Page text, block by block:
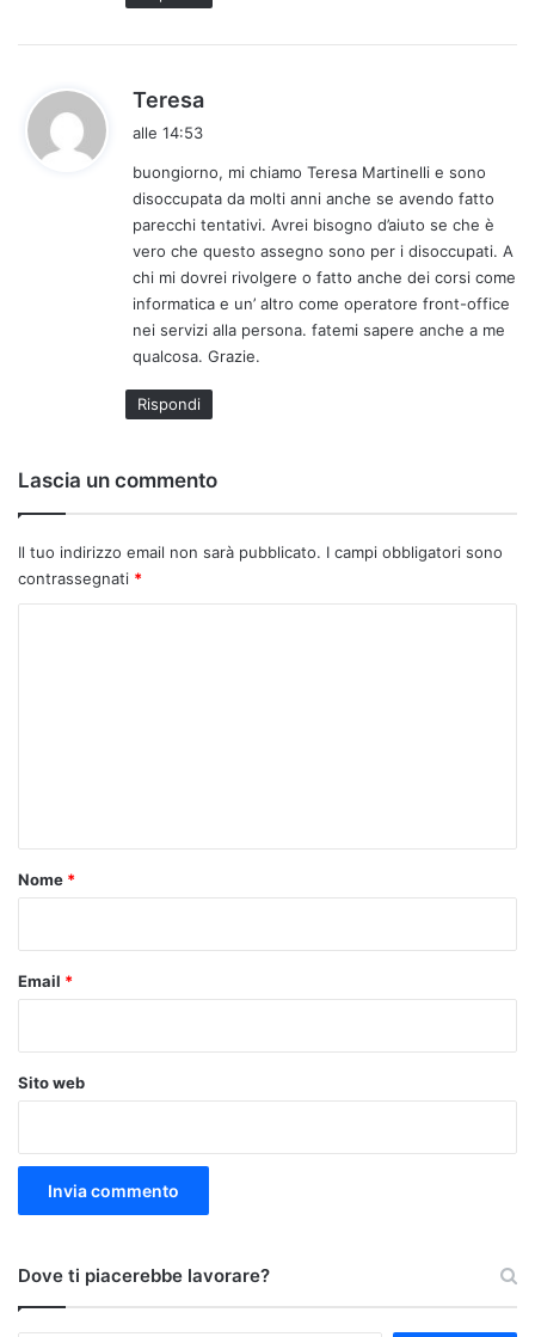
Teresa
e
t
t
o
:
alle 14:53
buongiorno, mi chiamo Teresa Martinelli e sono
disoccupata da molti anni anche se avendo fatto
parecchi tentativi. Avrei bisogno d’aiuto se che è
vero che questo assegno sono per i disoccupati. A
chi mi dovrei rivolgere o fatto anche dei corsi come
informatica e un’ altro come operatore front-office
nei servizi alla persona. fatemi sapere anche a me
qualcosa. Grazie.
Rispondi
Lascia un commento
Il tuo indirizzo email non sarà pubblicato. I campi obbligatori sono
contrassegnati *
o
Nome *
Email *
Sito web
Dove ti piacerebbe lavorare?